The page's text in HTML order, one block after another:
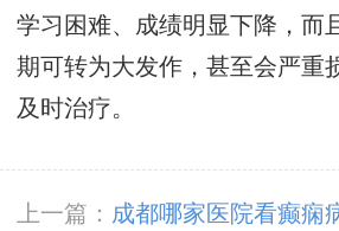
学习困难、成绩明显下降，而
期可转为大发作，甚至会严重
及时治疗。
上一篇： 成都哪家医院看癫痫